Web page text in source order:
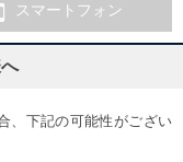
スマートフォン
、下記の可能性がござい